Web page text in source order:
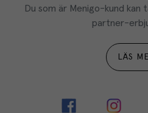
Du som är Menigo-kund kan
partner-
LÄS